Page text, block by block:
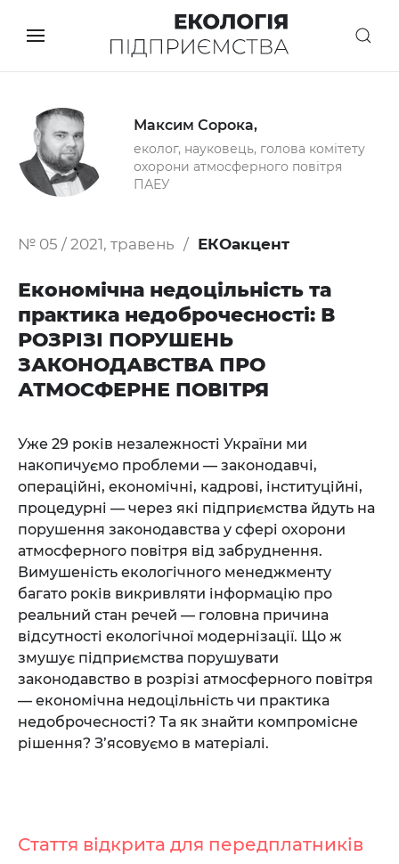
Максим Сорока,
еколог, науковець, голова комітету
охорони атмосферного повітря
ПАЕУ
№ 05 / 2021, травень ЕКОакцент
Економічна недоцільність та
практика недоброчесності: В
РОЗРІЗІ ПОРУШЕНЬ
ЗАКОНОДАВСТВА ПРО
АТМОСФЕРНЕ ПОВІТРЯ
Уже 29 років незалежності України ми
накопичуємо проблеми — законодавчі,
операційні, економічні, кадрові, інституційні,
процедурні — через які підприємства йдуть на
порушення законодавства у сфері охорони
атмосферного повітря від забруднення.
Вимушеність екологічного менеджменту
багато років викривляти інформацію про
реальний стан речей — головна причина
відсутності екологічної модернізації. Що ж
змушує підприємства порушувати
законодавство в розрізі атмосферного повітря
— економічна недоцільність чи практика
недоброчесності? Та як знайти компромісне
рішення? З’ясовуємо в матеріалі.
Стаття відкрита для передплатників